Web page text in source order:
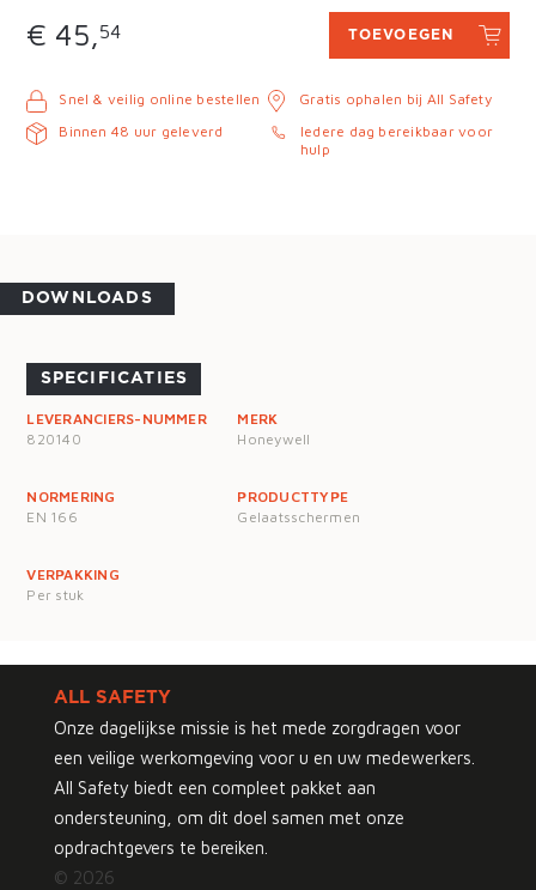
€ 45,54 TOEVOEGEN
Snel & veilig online bestellen
Binnen 48 uur geleverd
Gratis ophalen bij All Safety
Iedere dag bereikbaar voor
hulp
DOWNLOADS
SPECIFICATIES
LEVERANCIERS-NUMMER
820140
MERK
Honeywell
NORMERING
EN 166
PRODUCTTYPE
Gelaatsschermen
VERPAKKING
Per stuk
ALL SAFETY
Onze dagelijkse missie is het mede zorgdragen voor
een veilige werkomgeving voor u en uw medewerkers.
All Safety biedt een compleet pakket aan
ondersteuning, om dit doel samen met onze
opdrachtgevers te bereiken.
© 2026